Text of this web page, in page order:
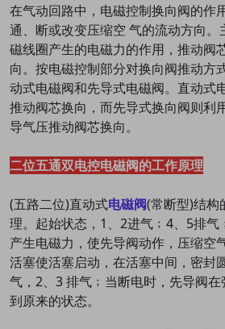
在气动回路中，电磁控制换向阀的作
通、断或改变压缩空 气的流动方向
磁线圈产生的电磁力的作用，推动阀
向。按电磁控制部分对换向阀推动方
动式电磁阀和先导式电磁阀。直动式
推动阀芯换向，而先导式换向阀则利
导气压推动阀芯换向。
二位五通双电控电磁阀的工作原理
(五路二位)直动式电磁阀(常断型)结构
理。起始状态，1、2进气﹔4、5排
产生电磁力，使先导阀动作，压缩空
活塞使活塞启动，在活塞中间，密封
气，2、3 排气﹔当断电时，先导阀
到原来的状态。